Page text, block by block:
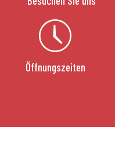
Öffnungszeiten